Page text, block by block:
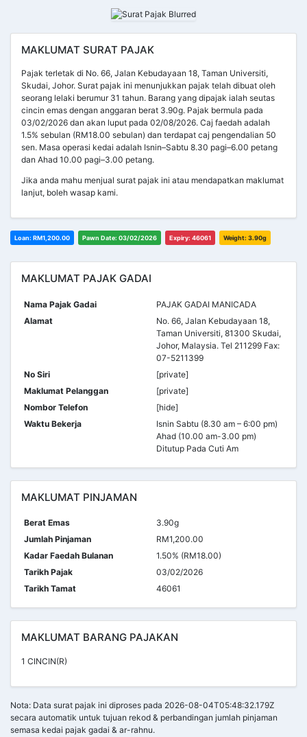
MAKLUMAT SURAT PAJAK
Pajak terletak di No. 66, Jalan Kebudayaan 18, Taman Universiti,
Skudai, Johor. Surat pajak ini menunjukkan pajak telah dibuat oleh
seorang lelaki berumur 31 tahun. Barang yang dipajak ialah seutas
cincin emas dengan anggaran berat 3.90g. Pajak bermula pada
03/02/2026 dan akan luput pada 02/08/2026. Caj faedah adalah
1.5% sebulan (RM18.00 sebulan) dan terdapat caj pengendalian 50
sen. Masa operasi kedai adalah Isnin–Sabtu 8.30 pagi–6.00 petang
dan Ahad 10.00 pagi–3.00 petang.
Jika anda mahu menjual surat pajak ini atau mendapatkan maklumat
lanjut, boleh wasap kami.
Loan: RM1,200.00 Pawn Date: 03/02/2026 Expiry: 46061 Weight: 3.90g
MAKLUMAT PAJAK GADAI
Nama Pajak Gadai
PAJAK GADAI MANICADA
Alamat
No. 66, Jalan Kebudayaan 18,
Taman Universiti, 81300 Skudai,
Johor, Malaysia. Tel 211299 Fax:
07-5211399
No Siri
[private]
Maklumat Pelanggan
[private]
Nombor Telefon
[hide]
Waktu Bekerja
Isnin Sabtu (8.30 am – 6:00 pm)
Ahad (10.00 am-3.00 pm)
Ditutup Pada Cuti Am
MAKLUMAT PINJAMAN
Berat Emas
3.90g
Jumlah Pinjaman
RM1,200.00
Kadar Faedah Bulanan
1.50% (RM18.00)
Tarikh Pajak
03/02/2026
Tarikh Tamat
46061
MAKLUMAT BARANG PAJAKAN
1 CINCIN(R)
Nota: Data surat pajak ini diproses pada 2026-08-04T05:48:32.179Z
secara automatik untuk tujuan rekod & perbandingan jumlah pinjaman
semasa kedai pajak gadai & ar-rahnu.